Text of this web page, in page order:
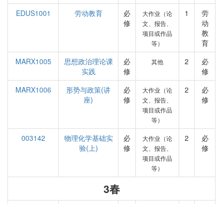
EDUS1001
劳动教育
必
修
大作业（论
文、报告、
项目或作品
等）
1
劳
动
教
育
MARX1005
思想政治理论课
实践
必
修
其他 2
必
修
MARX1006
形势与政策(讲
座)
必
修
大作业（论
文、报告、
项目或作品
等）
2
必
修
003142
物理化学基础实
验(上)
必
修
大作业（论
文、报告、
项目或作品
等）
2
必
修
3春